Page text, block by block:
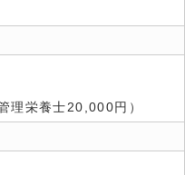
理栄養士20,000円）